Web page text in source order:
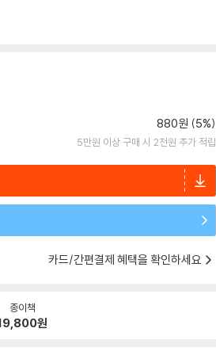
880원 (5%)
5만원 이상 구매 시 2천원 추가 적립
카드/간편결제 혜택을 확인하세요
종이책
원